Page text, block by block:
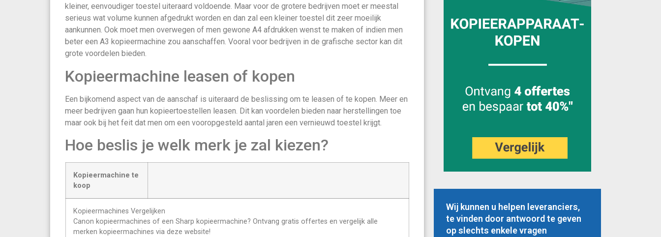
kleiner, eenvoudiger toestel uiteraard voldoende. Maar voor de grotere bedrijven moet er meestal
serieus wat volume kunnen afgedrukt worden en dan zal een kleiner toestel dit zeer moeilijk
aankunnen. Ook moet men overwegen of men gewone A4 afdrukken wenst te maken of indien men
beter een A3 kopieermachine zou aanschaffen. Vooral voor bedrijven in de grafische sector kan dit
grote voordelen bieden.
Kopieermachine leasen of kopen
Een bijkomend aspect van de aanschaf is uiteraard de beslissing om te leasen of te kopen. Meer en
meer bedrijven gaan hun kopieertoestellen leasen. Dit kan voordelen bieden naar herstellingen toe
maar ook bij het feit dat men om een vooropgesteld aantal jaren een vernieuwd toestel krijgt.
Hoe beslis je welk merk je zal kiezen?
Kopieermachine te
koop
Kopieermachines Vergelijken
Canon kopieermachines of een Sharp kopieermachine? Ontvang gratis offertes en vergelijk alle
merken kopieermachines via deze website!
Wij kunnen u helpen leveranciers,
te vinden door antwoord te geven
op slechts enkele vragen